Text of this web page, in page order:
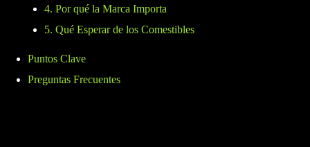
4. Por qué la Marca Importa
5. Qué Esperar de los Comestibles
Puntos Clave
Preguntas Frecuentes